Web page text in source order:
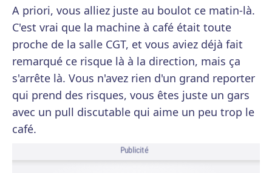
A priori, vous alliez juste au boulot ce matin-là.
C'est vrai que la machine à café était toute
proche de la salle CGT, et vous aviez déjà fait
remarqué ce risque là à la direction, mais ça
s'arrête là. Vous n'avez rien d'un grand reporter
qui prend des risques, vous êtes juste un gars
avec un pull discutable qui aime un peu trop le
café.
Publicité